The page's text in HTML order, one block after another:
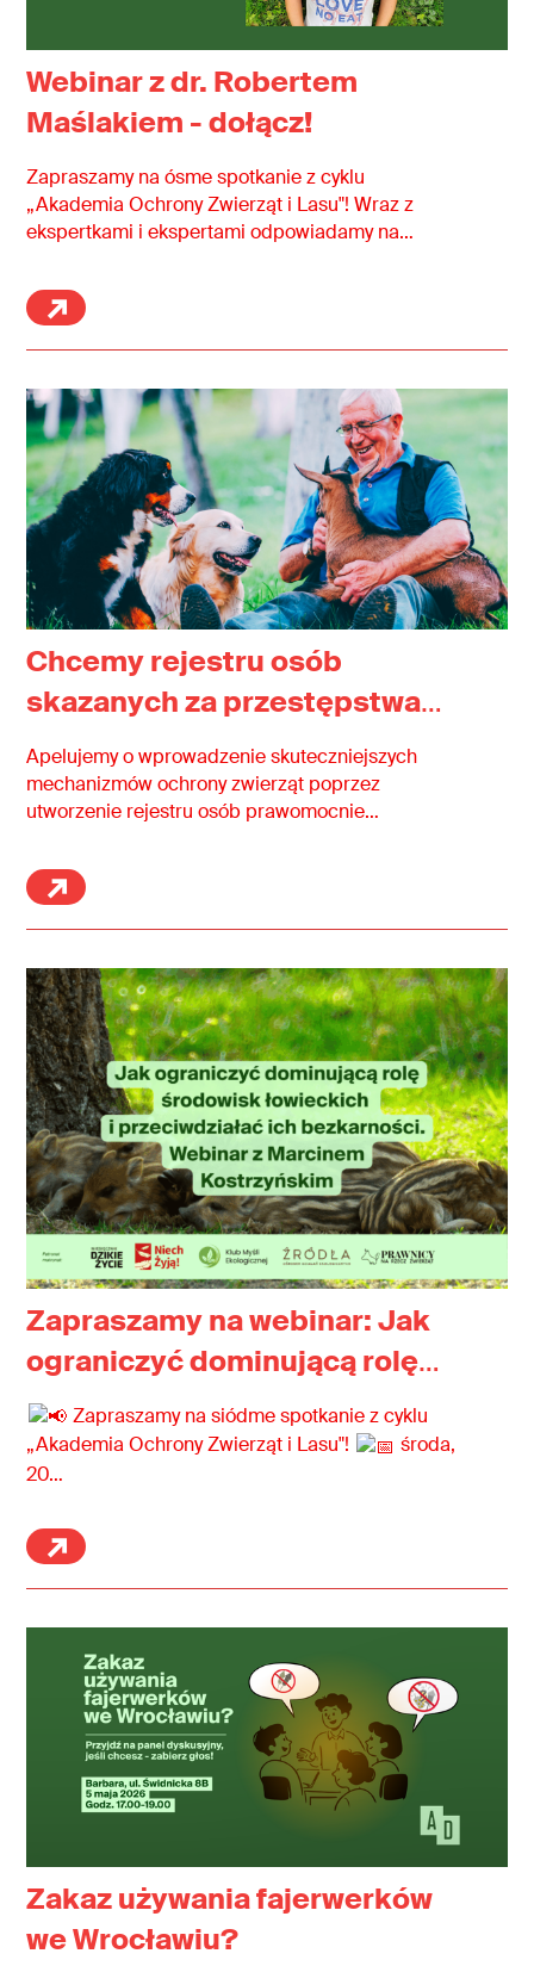
Webinar z dr. Robertem
Maślakiem - dołącz!
Zapraszamy na ósme spotkanie z cyklu
„Akademia Ochrony Zwierząt i Lasu"! Wraz z
ekspertkami i ekspertami odpowiadamy na
pytania dotyczące polowań, myśliwych oraz
bezpieczeństwa ludzi i zwierząt (istot
Chcemy rejestru osób
skazanych za przestępstwa
przeciwko zwierzętom
Apelujemy o wprowadzenie skuteczniejszych
mechanizmów ochrony zwierząt poprzez
utworzenie rejestru osób prawomocnie
zwierzętom oraz wzmocnienie obowiązujących
środków zapobiegających ponownemu
Zapraszamy na webinar: Jak
ograniczyć dominującą rolę
środowisk łowieckich i
przeciwdziałać ich
bezkarności.
Zapraszamy na siódme spotkanie z cyklu
„Akademia Ochrony Zwierząt i Lasu"!
środa,
20…
Zakaz używania fajerwerków
we Wrocławiu?